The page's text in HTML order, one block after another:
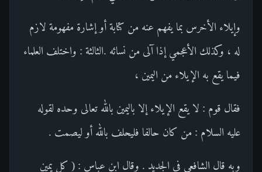
وإيلاء الأخرس بما يفهم عنه من كتابة أو إشارة مفهومة لازم
له ، وكذلك الأعجمي إذا آلى من نسائه .الثالثة : واختلف العلماء
فيما يقع به الإيلاء من اليمين ،
فقال قوم : لا يقع الإيلاء إلا باليمين بالله تعالى وحده لقوله
عليه السلام : من كان حالفا فليحلف بالله أو ليصمت .
وبه قال الشافعي في الجديد . وقال ابن عباس : ( كل يمين